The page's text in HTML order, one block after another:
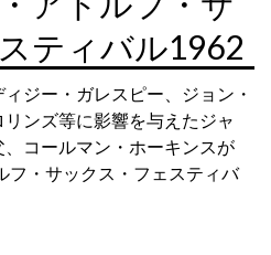
ティバル1962
ジー・ガレスピー、ジョン・
ンズ等に影響を与えたジャ
コールマン・ホーキンスが
フ・サックス・フェスティバ